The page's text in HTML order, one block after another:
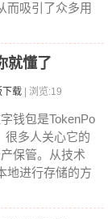
而吸引了众多用
就懂了
下载 | 浏览:19
钱包是TokenPo
很多人关心它的
保管。从技术
地进行存储的方